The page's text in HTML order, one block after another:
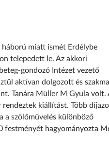
miatt ismét Erdélybe
telepedett le. Az akkori
gondozó Intézet vezető
aktívan dolgozott és
Tanára Müller M Gyula volt.
kiállítást. Több
a szőlőművelés különböző
festményét hagyományozta